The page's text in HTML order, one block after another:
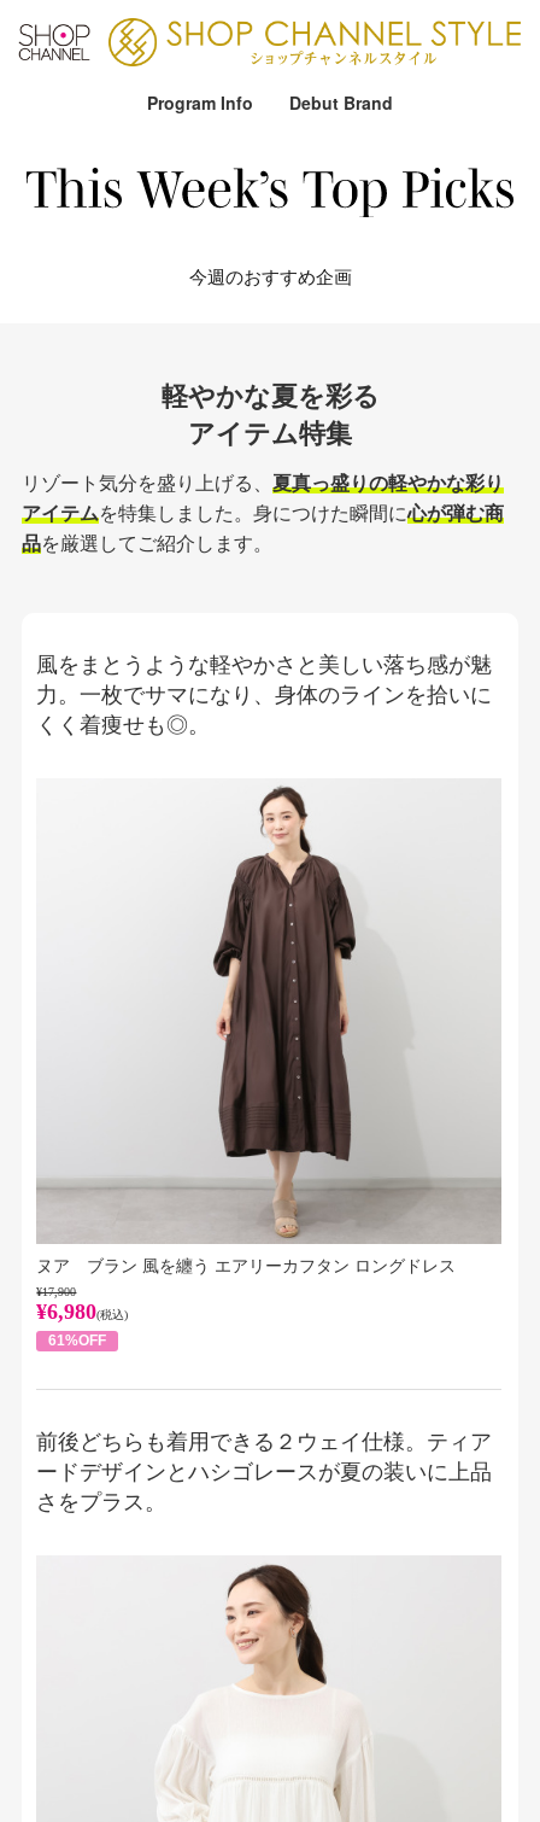
Program Info Debut Brand
今週のおすすめ企画
軽やかな夏を彩る
アイテム特集
リゾート気分を盛り上げる、 夏真っ盛りの軽やかな彩り
アイテムを特集しました。身につけた瞬間に心が弾む商
品を厳選してご紹介します。
風をまとうような軽やかさと美しい落ち感が魅
力。一枚でサマになり、身体のラインを拾いに
くく着痩せも◎。
ヌア ブラン 風を纏う エアリーカフタン ロングドレス
¥17,900
¥6,980(税込)
61%OFF
前後どちらも着用できる２ウェイ仕様。ティア
ードデザインとハシゴレースが夏の装いに上品
さをプラス。